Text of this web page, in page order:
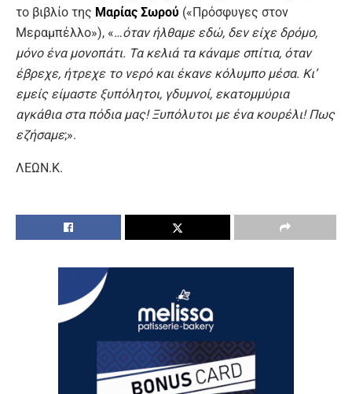
το βιβλίο της Μαρίας Σωρού («Πρόσφυγες στον
Μεραμπέλλο»), «…όταν ήλθαμε εδώ, δεν είχε δρόμο,
μόνο ένα μονοπάτι. Τα κελιά τα κάναμε σπίτια, όταν
έβρεχε, ήτρεχε το νερό και έκανε κόλυμπο μέσα. Κι’
εμείς είμαστε ξυπόλητοι, γδυμνοί, εκατομμύρια
αγκάθια στα πόδια μας! Ξυπόλυτοι με ένα κουρέλι! Πως
εζήσαμε;».
ΛΕΩΝ.Κ.